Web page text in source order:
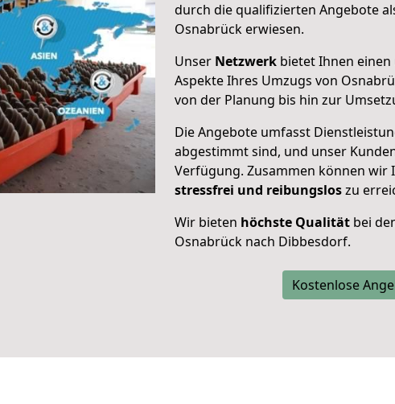
durch die qualifizierten Angebote
Osnabrück erwiesen.
Unser Netzwerk bietet Ihnen einen
Aspekte Ihres Umzugs von
von der Planung bis hin zur
Die Angebote umfasst
abgestimmt sind, und unser
Verfügung. Zusammen können wir
stressfrei und reibungsloszu
Wir bieten höchste Qualität bei
Osnabrück nach Dibbesdorf.
Kostenlose